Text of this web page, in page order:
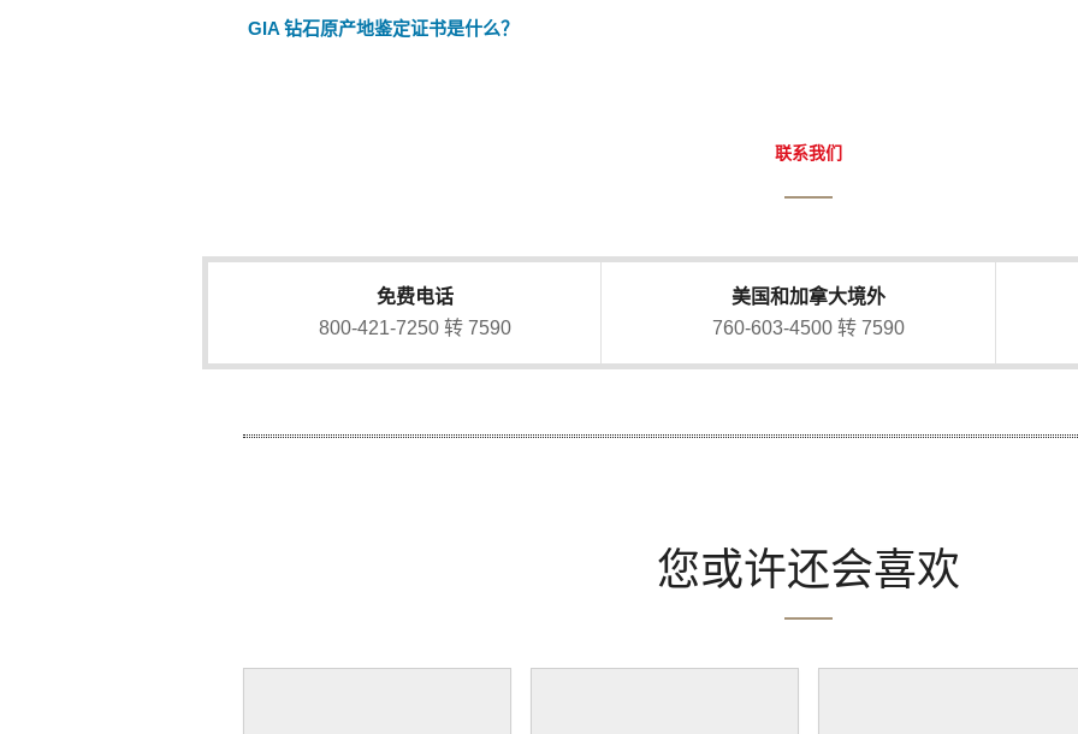
GIA 钻石原产地鉴定证书是什么？
联系我们
免费电话
800-421-7250 转 7590
美国和加拿大境外
760-603-4500 转 7590
您或许还会喜欢